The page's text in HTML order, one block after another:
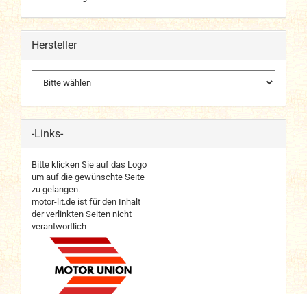
Hersteller
-Links-
Bitte klicken Sie auf das Logo
um auf die gewünschte Seite
zu gelangen.
motor-lit.de ist für den Inhalt
der verlinkten Seiten nicht
verantwortlich